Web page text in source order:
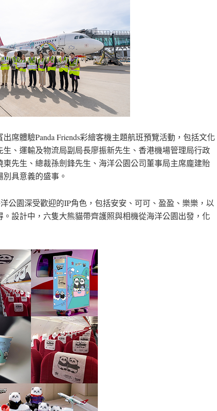
席體驗Panda Friends彩繪客機主題航班預覽活動，包括文化
、運輸及物流局副局長廖振新先生、香港機場管理局行政
先生、總裁孫劍鋒先生、海洋公園公司董事局主席龐建貽
具意義的盛事。
公園深受歡迎的IP角色，包括安安、可可、盈盈、樂樂，以
設計中，六隻大熊貓帶齊護照與相機從海洋公園出發，化